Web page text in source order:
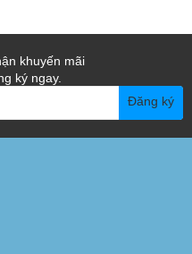
khuyến mãi
ký ngay.
Đăng ký